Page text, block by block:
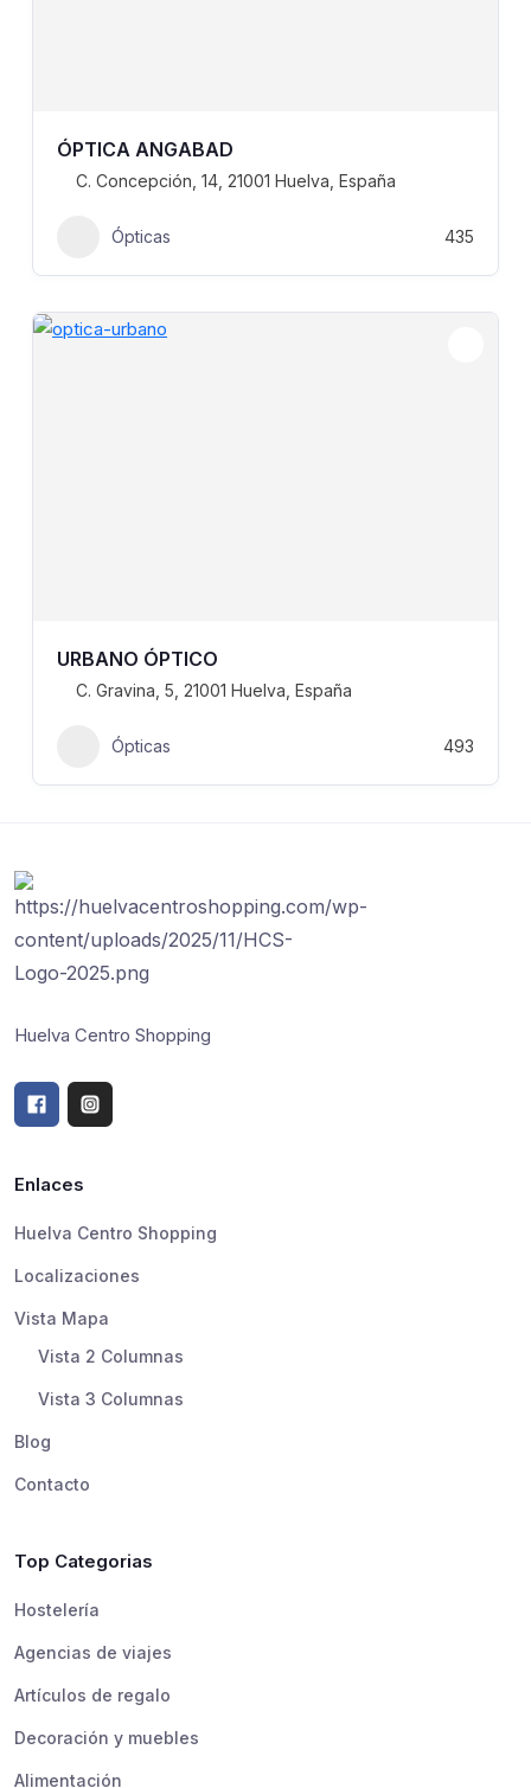
ÓPTICA ANGABAD
C. Concepción, 14, 21001 Huelva, España
Ópticas 435
URBANO ÓPTICO
C. Gravina, 5, 21001 Huelva, España
Ópticas 493
Huelva Centro Shopping
Enlaces
Huelva Centro Shopping
Localizaciones
Vista Mapa
Vista 2 Columnas
Vista 3 Columnas
Blog
Contacto
Top Categorias
Hostelería
Agencias de viajes
Artículos de regalo
Decoración y muebles
Alimentación